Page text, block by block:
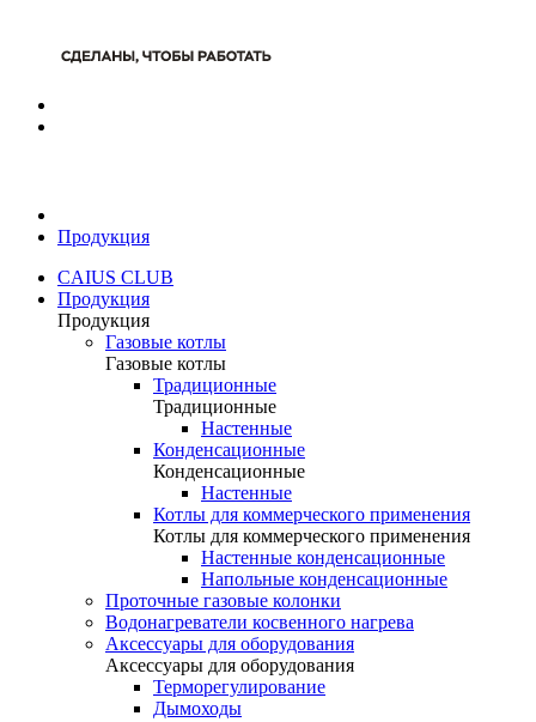
Продукция
CAIUS CLUB
Продукция
Продукция
Газовые котлы
Газовые котлы
Традиционные
Традиционные
Настенные
Конденсационные
Конденсационные
Настенные
Котлы для коммерческого применения
Котлы для коммерческого применения
Настенные конденсационные
Напольные конденсационные
Проточные газовые колонки
Водонагреватели косвенного нагрева
Аксессуары для оборудования
Аксессуары для оборудования
Терморегулирование
Дымоходы